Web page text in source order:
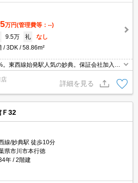
万円(管理費等：--)
9.5万 礼
なし
3DK 58.86m²
東西線始発駅人気の妙典。保証会社加入要
次月額総額1%)。経済的な都市ガス使用。う
店
詳細を見る
Ｆ32
線/妙典駅 徒歩10分
県市川市本行徳
年
2階建